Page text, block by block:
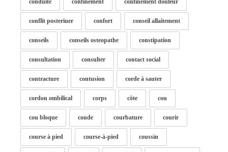
conduite confinement confinement douleur
conflit posteriuer confort conseil allaitement
conseils conseils osteopathe constipation
consultation consulter contact social
contracture contusion corde à sauter
cordon ombilical corps côte cou
cou bloque coude courbature courir
course à pied course-à-pied coussin